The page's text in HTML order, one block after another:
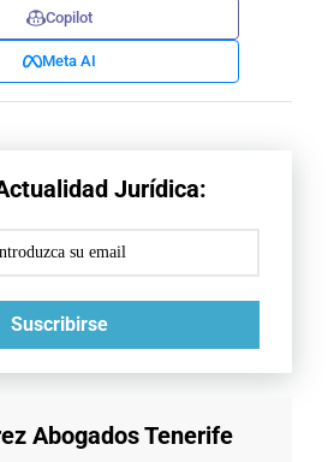
Copilot
Meta AI
Jurídica:
Suscribirse
Abogados Tenerife